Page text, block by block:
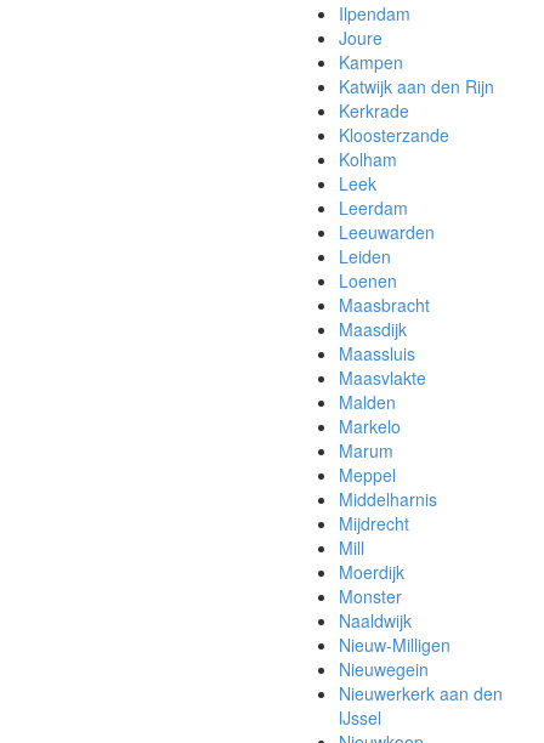
Ilpendam
Joure
Kampen
Katwijk aan den Rijn
Kerkrade
Kloosterzande
Kolham
Leek
Leerdam
Leeuwarden
Leiden
Loenen
Maasbracht
Maasdijk
Maassluis
Maasvlakte
Malden
Markelo
Marum
Meppel
Middelharnis
Mijdrecht
Mill
Moerdijk
Monster
Naaldwijk
Nieuw-Milligen
Nieuwegein
Nieuwerkerk aan den
IJssel